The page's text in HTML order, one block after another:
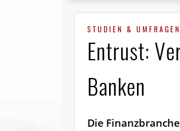
STUDIEN & UMFRAGEN
Entrust:
Banken
Die